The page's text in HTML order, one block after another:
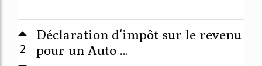
2
Déclaration d'impôt sur le revenu
pour un Auto ...